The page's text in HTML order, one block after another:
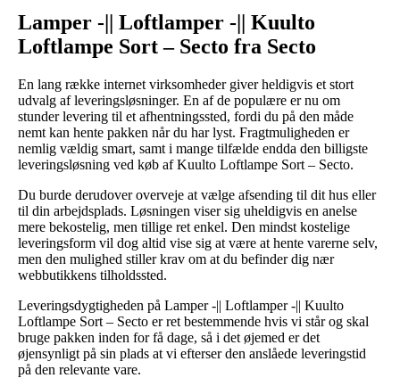
Lamper -|| Loftlamper -|| Kuulto
Loftlampe Sort – Secto fra Secto
En lang række internet virksomheder giver heldigvis et stort
udvalg af leveringsløsninger. En af de populære er nu om
stunder levering til et afhentningssted, fordi du på den måde
nemt kan hente pakken når du har lyst. Fragtmuligheden er
nemlig vældig smart, samt i mange tilfælde endda den billigste
leveringsløsning ved køb af Kuulto Loftlampe Sort – Secto.
Du burde derudover overveje at vælge afsending til dit hus eller
til din arbejdsplads. Løsningen viser sig uheldigvis en anelse
mere bekostelig, men tillige ret enkel. Den mindst kostelige
leveringsform vil dog altid vise sig at være at hente varerne selv,
men den mulighed stiller krav om at du befinder dig nær
webbutikkens tilholdssted.
Leveringsdygtigheden på Lamper -|| Loftlamper -|| Kuulto
Loftlampe Sort – Secto er ret bestemmende hvis vi står og skal
bruge pakken inden for få dage, så i det øjemed er det
øjensynligt på sin plads at vi efterser den anslåede leveringstid
på den relevante vare.